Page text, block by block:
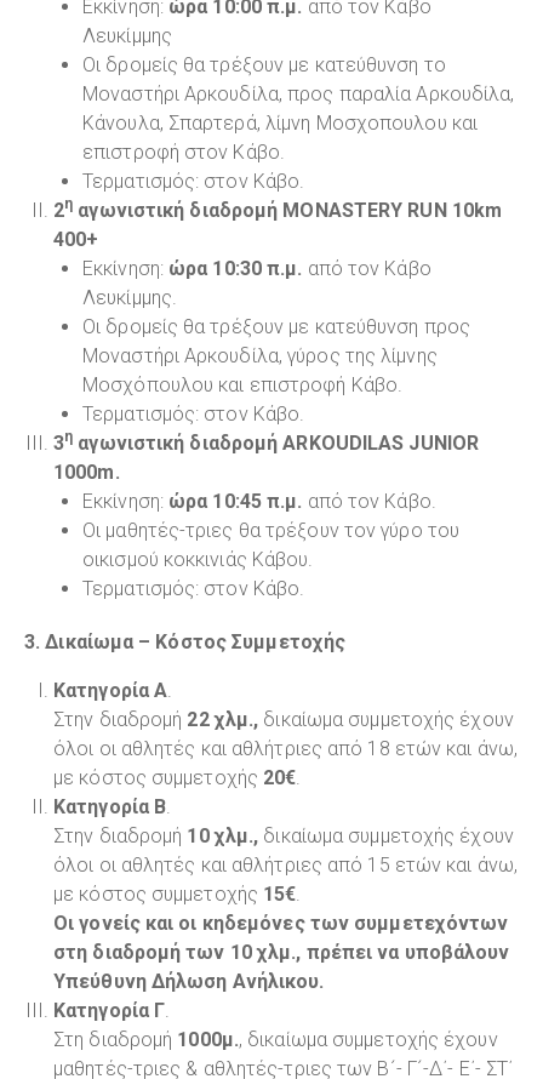
Εκκίνηση: ώρα 10:00 π.μ. από τον Κάβο
Λευκίμμης
Οι δρομείς θα τρέξουν με κατεύθυνση το
Μοναστήρι Αρκουδίλα, προς παραλία Αρκουδίλα,
Κάνουλα, Σπαρτερά, λίμνη Μοσχοπουλου και
επιστροφή στον Κάβο.
Τερματισμός: στον Κάβο.
2η αγωνιστική διαδρομή MONASTERY RUN 10km
400+
Εκκίνηση: ώρα 10:30 π.μ. από τον Κάβο
Λευκίμμης.
Οι δρομείς θα τρέξουν με κατεύθυνση προς
Μοναστήρι Αρκουδίλα, γύρος της λίμνης
Μοσχόπουλου και επιστροφή Κάβο.
Τερματισμός: στον Κάβο.
3η αγωνιστική διαδρομή ARKOUDILAS JUNIOR
1000m.
Εκκίνηση: ώρα 10:45 π.μ. από τον Κάβο.
Οι μαθητές-τριες θα τρέξουν τον γύρο του
οικισμού κοκκινιάς Κάβου.
Τερματισμός: στον Κάβο.
3. Δικαίωμα – Κόστος Συμμετοχής
Κατηγορία Α
Στην διαδρομή 22 χλμ., δικαίωμα συμμετοχής έχουν
όλοι οι αθλητές και αθλήτριες από 18 ετών και άνω,
με κόστος συμμετοχής 20€
Κατηγορία Β
Στην διαδρομή 10 χλμ., δικαίωμα συμμετοχής έχουν
όλοι οι αθλητές και αθλήτριες από 15 ετών και άνω,
με κόστος συμμετοχής 15€
Οι γονείς και οι κηδεμόνες των συμμετεχόντων
στη διαδρομή των 10 χλμ., πρέπει να υποβάλουν
Υπεύθυνη Δήλωση Ανήλικου.
Κατηγορία Γ
Στη διαδρομή 1000μ., δικαίωμα συμμετοχής έχουν
μαθητές-τριες & αθλητές-τριες των Β´- Γ´-Δ΄- Ε΄- ΣΤ΄